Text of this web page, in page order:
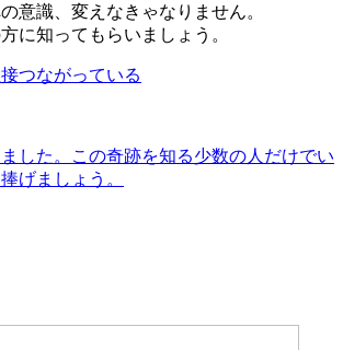
意識、変えなきゃなりません。
に知ってもらいましょう。
つながっている
した。この奇跡を知る少数の人だけでい
げましょう。